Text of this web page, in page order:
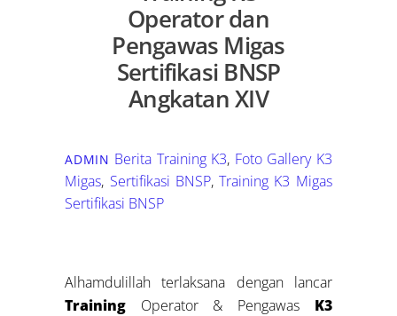
Operator dan
Pengawas Migas
Sertifikasi BNSP
Angkatan XIV
ADMIN Berita Training K3, Foto Gallery K3
Migas, Sertifikasi BNSP,Training K3 Migas
Sertifikasi BNSP
Alhamdulillah terlaksana dengan lancar
Training Operator & Pengawas K3